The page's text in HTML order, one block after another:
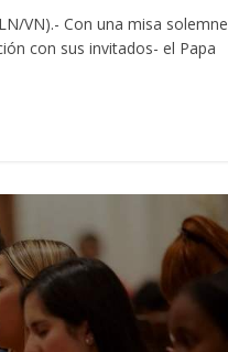
VN).- Con una misa solemne
con sus invitados- el Papa